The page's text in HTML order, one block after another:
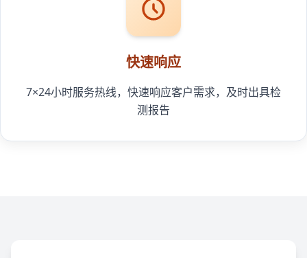
快速响应
7×24小时服务热线，快速响应客户需求，及时出具检
测报告